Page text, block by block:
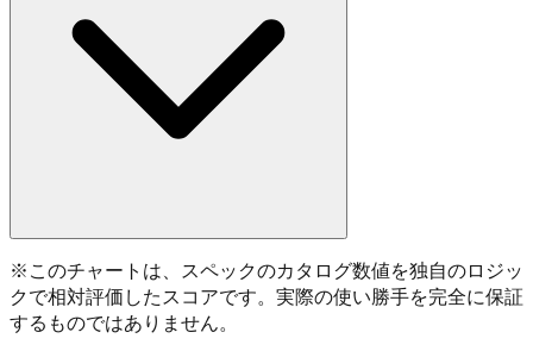
※ このチャートは、スペックのカタログ数値を独自のロジッ
クで相対評価したスコアです。実際の使い勝手を完全に保証
するものではありません。